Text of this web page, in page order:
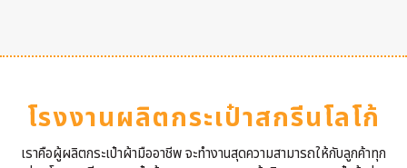
โรงงานผลิตกระเป๋าสกรีนโลโก้
เราคือผู้ผลิตกระเป๋าผ้ามืออาชีพ จะทำงานสุดความสามารถให้กับลูกค้าทุก